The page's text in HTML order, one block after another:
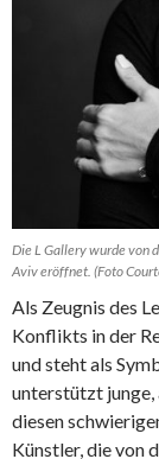
Die L Gallery wurde von
Aviv eröffnet. (Foto
Als Zeugnis des
Konflikts in der
und steht als
unterstützt junge,
diesen
Künstler, die von